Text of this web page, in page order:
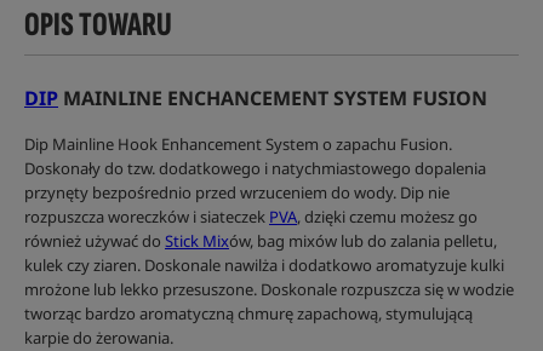
OPIS TOWARU
DIP MAINLINE ENCHANCEMENT SYSTEM FUSION
Dip Mainline Hook Enhancement System o zapachu Fusion.
Doskonały do tzw. dodatkowego i natychmiastowego dopalenia
przynęty bezpośrednio przed wrzuceniem do wody. Dip nie
rozpuszcza woreczków i siateczek PVA, dzięki czemu możesz go
również używać do Stick Mixów, bag mixów lub do zalania pelletu,
kulek czy ziaren. Doskonale nawilża i dodatkowo aromatyzuje kulki
mrożone lub lekko przesuszone. Doskonale rozpuszcza się w wodzie
tworząc bardzo aromatyczną chmurę zapachową, stymulującą
karpie do żerowania.